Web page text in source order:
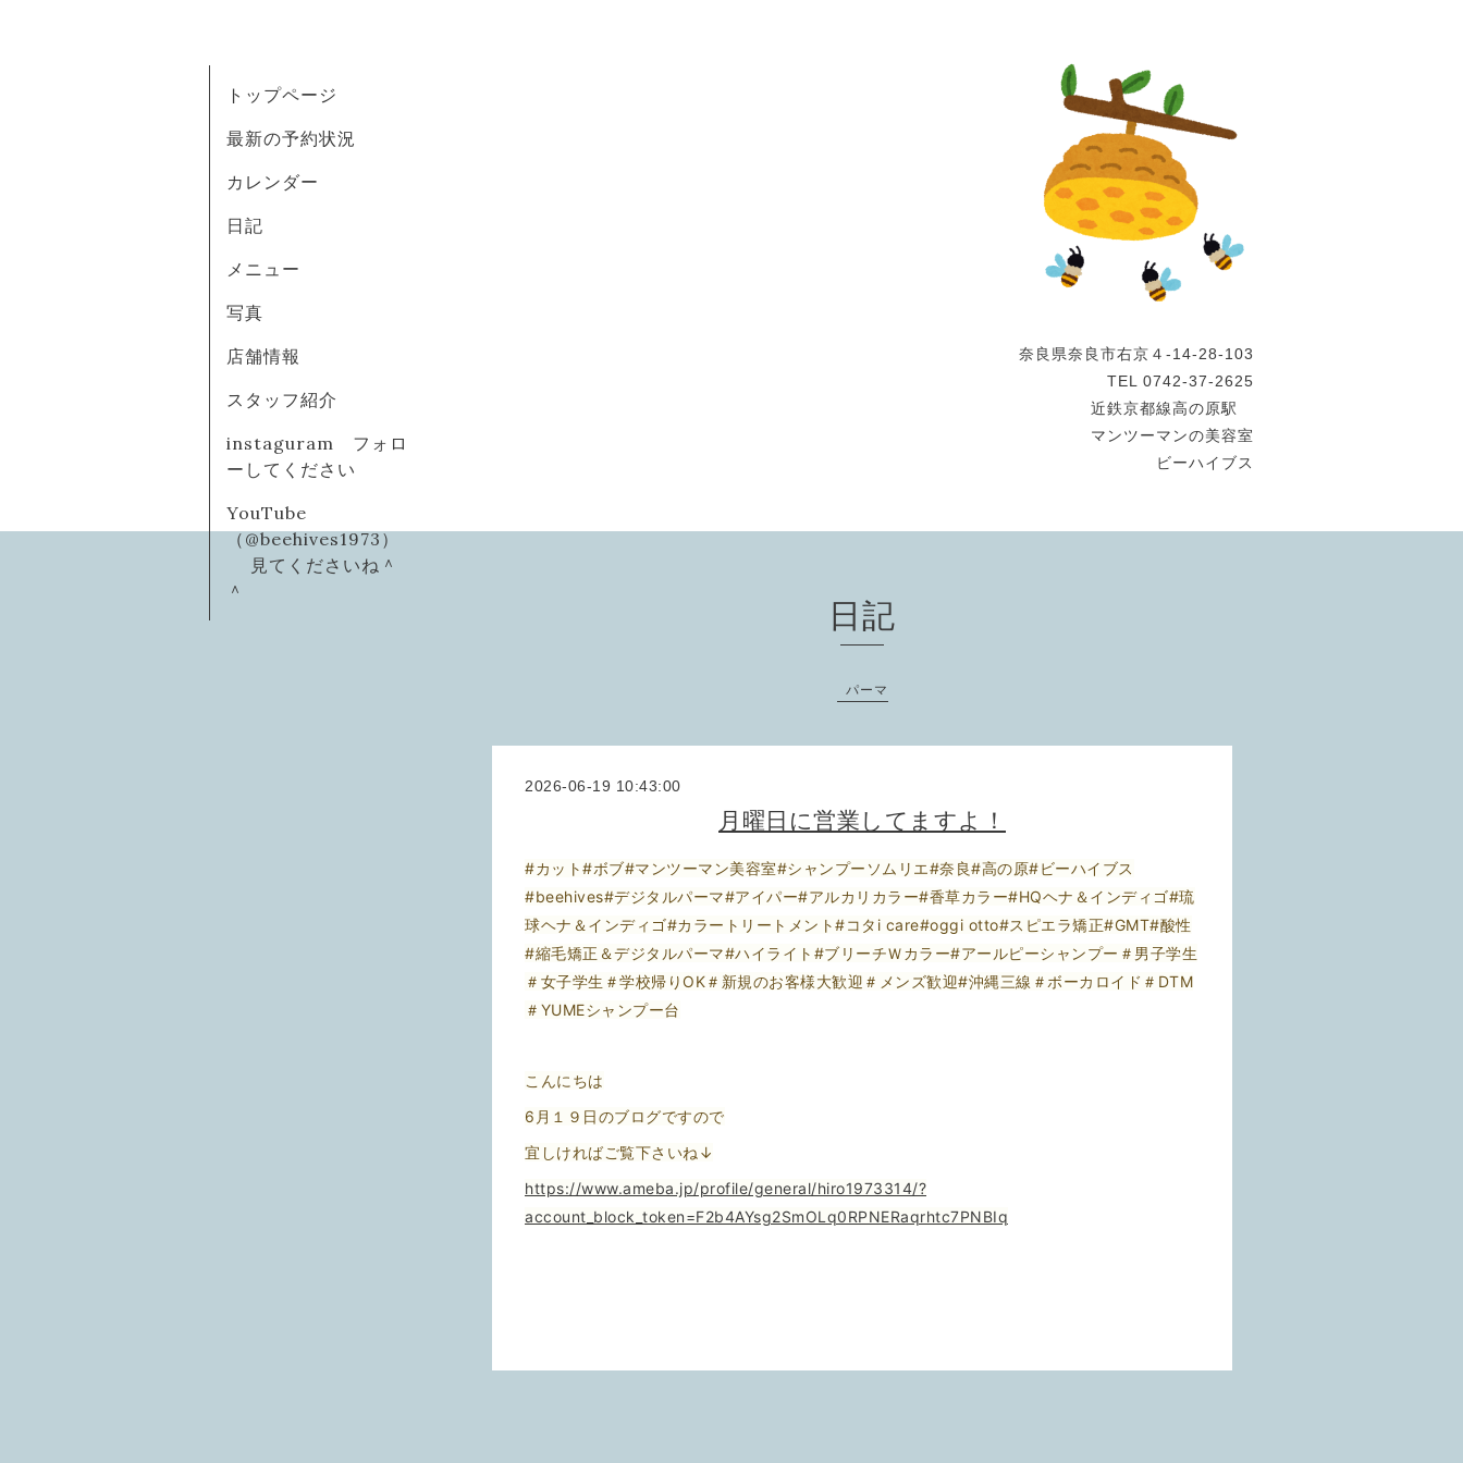
奈良県奈良市右京４-14-28-103
TEL 0742-37-2625
近鉄京都線高の原駅
マンツーマンの美容室
ビーハイブス
トップページ
最新の予約状況
カレンダー
日記
メニュー
写真
店舗情報
スタッフ紹介
instaguram フォロ
ーしてください
YouTube
（@beehives1973）
見てくださいね＾
＾
日記
パーマ
2026-06-19 10:43:00
月曜日に営業してますよ！
#カット#ボブ#マンツーマン美容室#シャンプーソムリエ#奈良#高の原#ビーハイブス
#beehives#デジタルパーマ#アイパー#アルカリカラー#香草カラー#HQヘナ＆インディゴ#琉
球ヘナ＆インディゴ#カラートリートメント#コタi care#oggi otto#スピエラ矯正#GMT#酸性
#縮毛矯正＆デジタルパーマ#ハイライト#ブリーチＷカラー#アールピーシャンプー＃男子学生
＃女子学生＃学校帰りOK＃新規のお客様大歓迎＃メンズ歓迎#沖縄三線＃ボーカロイド＃DTM
＃YUMEシャンプー台
こんにちは
6月１９日のブログですので
宜しければご覧下さいね↓
https://www.ameba.jp/profile/general/hiro1973314/?
account_block_token=F2b4AYsg2SmOLq0RPNERaqrhtc7PNBIq